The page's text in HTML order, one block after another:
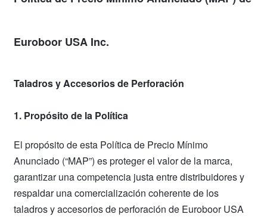
Euroboor USA Inc.
Taladros y Accesorios de Perforación
1. Propósito de la Política
El propósito de esta Política de Precio Mínimo
Anunciado (“MAP”) es proteger el valor de la marca,
garantizar una competencia justa entre distribuidores y
respaldar una comercialización coherente de los
taladros y accesorios de perforación de Euroboor USA